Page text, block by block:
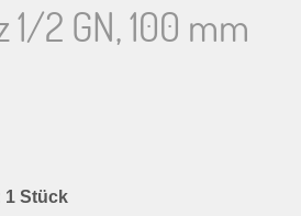
1/2 GN, 100 mm
1 Stück